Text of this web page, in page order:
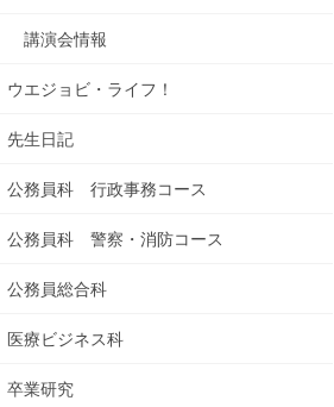
講演会情報
ウエジョビ・ライフ！
先生日記
公務員科 行政事務コース
公務員科 警察・消防コース
公務員総合科
医療ビジネス科
卒業研究